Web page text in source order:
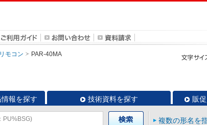
モコン PAR-40MA
報を探す 技術資料を探す 販
複数の形名を